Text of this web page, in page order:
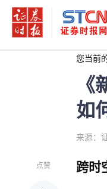
您当前
如
来源：
点赞 跨时